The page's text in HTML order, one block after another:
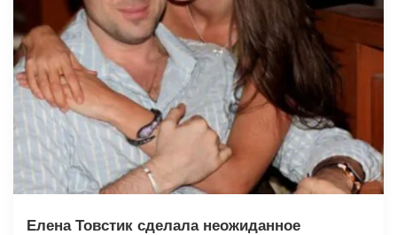
Елена Товстик сделала неожиданное